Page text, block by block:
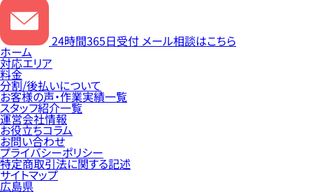
24時間365日受付 メール相談はこちら
ホーム
対応エリア
料金
分割/後払いについて
お客様の声・作業実績一覧
スタッフ紹介一覧
運営会社情報
お役立ちコラム
お問い合わせ
プライバシーポリシー
特定商取引法に関する記述
サイトマップ
広島県